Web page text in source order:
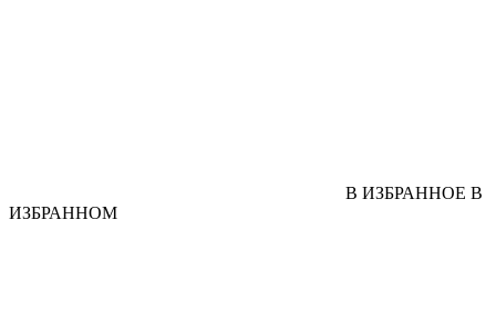
В ИЗБРАННОЕ В
ИЗБРАННОМ